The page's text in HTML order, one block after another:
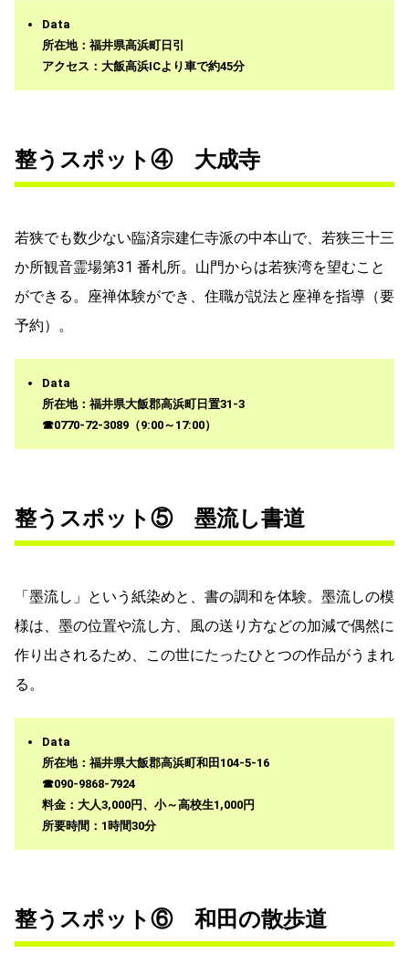
Data
所在地：福井県高浜町日引
アクセス：大飯高浜ICより車で約45分
整うスポット④ 大成寺
若狭でも数少ない臨済宗建仁寺派の中本山で、若狭三十三
か所観音霊場第31 番札所。山門からは若狭湾を望むこと
ができる。座禅体験ができ、住職が説法と座禅を指導（要
予約）。
Data
所在地：福井県大飯郡高浜町日置31-3
☎0770-72-3089（9:00～17:00）
整うスポット⑤ 墨流し書道
「墨流し」という紙染めと、書の調和を体験。墨流しの模
様は、墨の位置や流し方、風の送り方などの加減で偶然に
作り出されるため、この世にたったひとつの作品がうまれ
る。
Data
所在地：福井県大飯郡高浜町和田104-5-16
☎090-9868-7924
料金：大人3,000円、小～高校生1,000円
所要時間：1時間30分
整うスポット⑥ 和田の散歩道